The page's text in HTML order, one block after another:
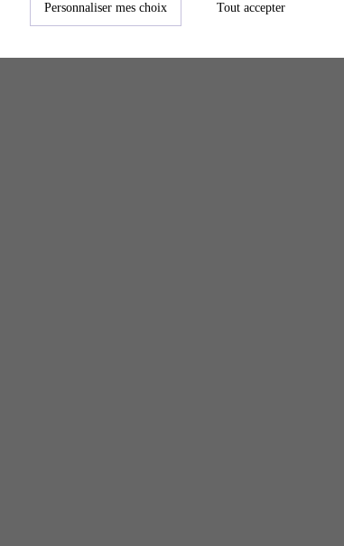
Personnaliser mes choix Tout accepter